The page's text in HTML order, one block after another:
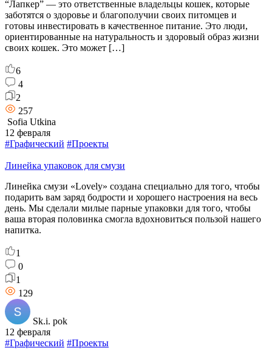
“Лапкер” — это ответственные владельцы кошек, которые
заботятся о здоровье и благополучии своих питомцев и
готовы инвестировать в качественное питание. Это люди,
ориентированные на натуральность и здоровый образ жизни
своих кошек. Это может […]
6
4
2
257
Sofia Utkina
12 февраля
#Графический #Проекты
Линейка упаковок для смузи
Линейка смузи «Lovely» создана специально для того, чтобы
подарить вам заряд бодрости и хорошего настроения на весь
день. Мы сделали милые парные упаковки для того, чтобы
ваша вторая половинка смогла вдохновиться пользой нашего
напитка.
1
0
1
129
Sk.i. pok
12 февраля
#Графический #Проекты